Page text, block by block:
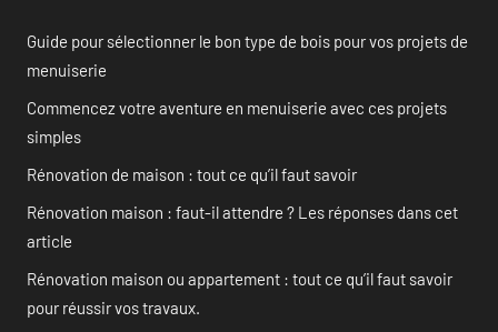
Guide pour sélectionner le bon type de bois pour vos projets de
menuiserie
Commencez votre aventure en menuiserie avec ces projets
simples
Rénovation de maison : tout ce qu’il faut savoir
Rénovation maison : faut-il attendre ? Les réponses dans cet
article
Rénovation maison ou appartement : tout ce qu’il faut savoir
pour réussir vos travaux.